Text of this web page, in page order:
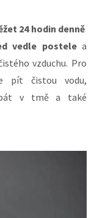
24 hodin denně
vedle postelea
vzduchu. Pro
pít čistou vodu,
v tmě a také